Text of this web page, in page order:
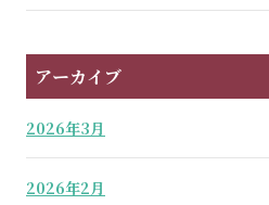
アーカイブ
2026年3月
2026年2月